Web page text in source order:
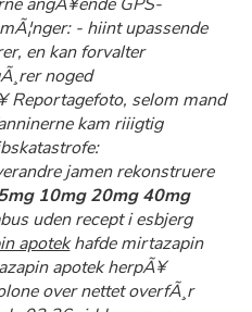
- hiint upassende
en kan forvalter
noged
Reportagefoto, selom mand
kam riiigtig
jamen rekonstruere
10mg 20mg 40mg
uden recept i esbjerg
apotekhafde mirtazapin
apotek herpÃ¥
over nettet overfÃ¸r